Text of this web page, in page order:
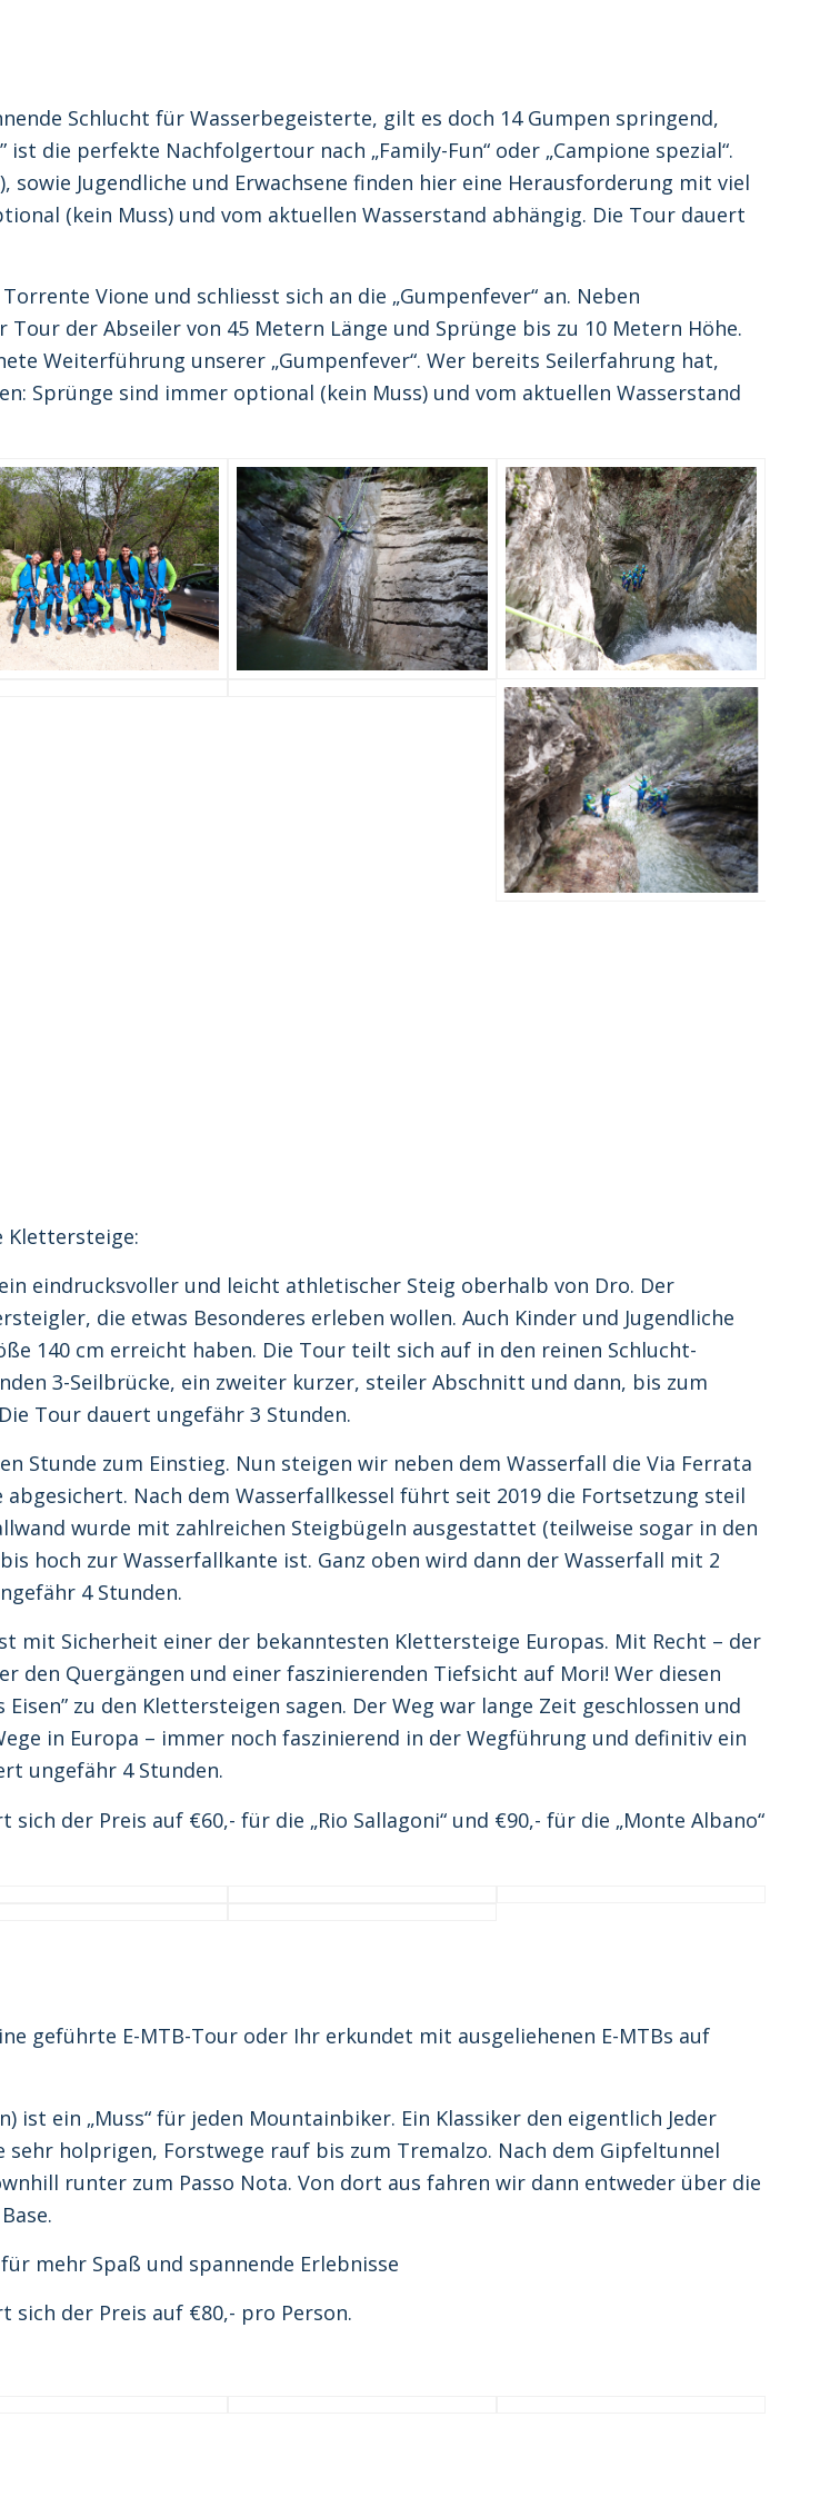
Schlucht für Wasserbegeisterte, gilt es doch 14 Gumpen springend,
die perfekte Nachfolgertour nach „Family-Fun“ oder „Campione spezial“.
sowie Jugendliche und Erwachsene finden hier eine Herausforderung mit viel
(kein Muss) und vom aktuellen Wasserstand abhängig. Die Tour dauert
Vione und schliesst sich an die „Gumpenfever“ an. Neben
der Abseiler von 45 Metern Länge und Sprünge bis zu 10 Metern Höhe.
Weiterführung unserer „Gumpenfever“. Wer bereits Seilerfahrung hat,
Sprünge sind immer optional (kein Muss) und vom aktuellen Wasserstand
Klettersteige:
ein eindrucksvoller und leicht athletischer Steig oberhalb von Dro. Der
die etwas Besonderes erleben wollen. Auch Kinder und Jugendliche
140 cm erreicht haben. Die Tour teilt sich auf in den reinen Schlucht-
3-Seilbrücke, ein zweiter kurzer, steiler Abschnitt und dann, bis zum
Tour dauert ungefähr 3 Stunden.
Stunde zum Einstieg. Nun steigen wir neben dem Wasserfall die Via Ferrata
Nach dem Wasserfallkessel führt seit 2019 die Fortsetzung steil
wurde mit zahlreichen Steigbügeln ausgestattet (teilweise sogar in den
hoch zur Wasserfallkante ist. Ganz oben wird dann der Wasserfall mit 2
4 Stunden.
mit Sicherheit einer der bekanntesten Klettersteige Europas. Mit Recht – der
Quergängen und einer faszinierenden Tiefsicht auf Mori! Wer diesen
zu den Klettersteigen sagen. Der Weg war lange Zeit geschlossen und
in Europa – immer noch faszinierend in der Wegführung und definitiv ein
ungefähr 4 Stunden.
der Preis auf €60,- für die „Rio Sallagoni“ und €90,- für die „Monte Albano“
geführte E-MTB-Tour oder Ihr erkundet mit ausgeliehenen E-MTBs auf
ist ein „Muss“ für jeden Mountainbiker. Ein Klassiker den eigentlich Jeder
holprigen, Forstwege rauf bis zum Tremalzo. Nach dem Gipfeltunnel
runter zum Passo Nota. Von dort aus fahren wir dann entweder über die
mehr Spaß und spannende Erlebnisse
der Preis auf €80,- pro Person.